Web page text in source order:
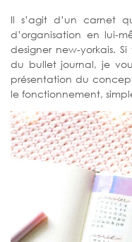
Il s’agit d’un carnet
d’organisation en lui-
designer new-yorkais.
du bullet journal, je
présentation du
le fonctionnement,